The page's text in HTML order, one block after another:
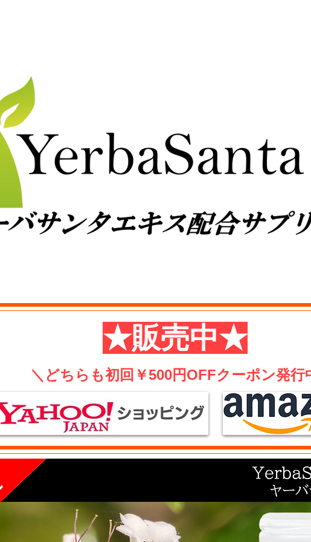
​★販売中★
＼どちらも初回￥500円OFFクーポン発行